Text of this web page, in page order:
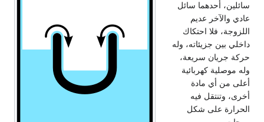
سائلين، أحدهما سائل
عادي والآخر عديم
اللزوجة، فلا احتكاك
داخلي بين جزيئاته، وله
حركة جريان سريعة،
وله موصلية كهربائية
أعلى من أي مادة
أخرى، وتنتقل فيه
الحرارة على شكل